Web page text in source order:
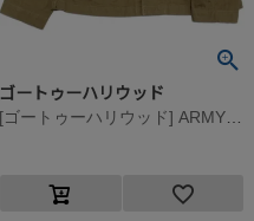
ゴートゥーハリウッド
[ゴートゥーハリウッド] ARMY ヘリンボン JK 16BEベージュ